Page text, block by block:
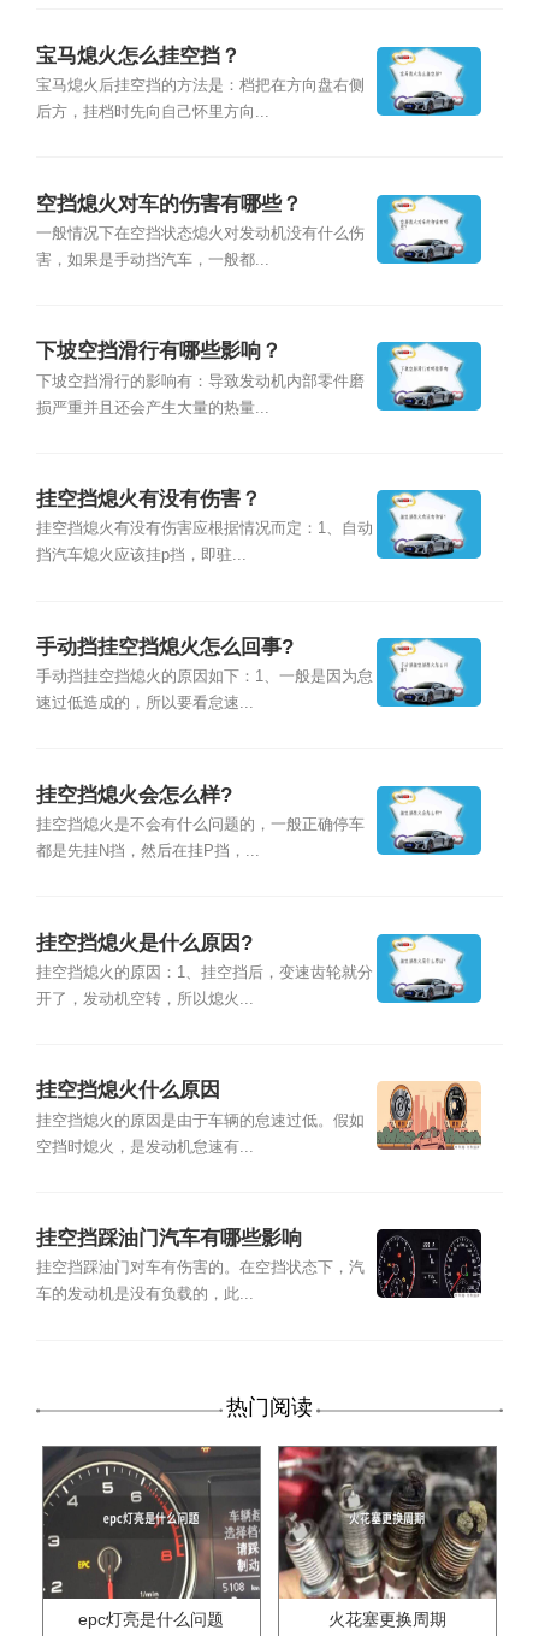
宝马熄火怎么挂空挡？
宝马熄火后挂空挡的方法是：档把在方向盘右侧
后方，挂档时先向自己怀里方向...
空挡熄火对车的伤害有哪些？
一般情况下在空挡状态熄火对发动机没有什么伤
害，如果是手动挡汽车，一般都...
下坡空挡滑行有哪些影响？
下坡空挡滑行的影响有：导致发动机内部零件磨
损严重并且还会产生大量的热量...
挂空挡熄火有没有伤害？
挂空挡熄火有没有伤害应根据情况而定：1、自动
挡汽车熄火应该挂p挡，即驻...
手动挡挂空挡熄火怎么回事?
手动挡挂空挡熄火的原因如下：1、一般是因为怠
速过低造成的，所以要看怠速...
挂空挡熄火会怎么样?
挂空挡熄火是不会有什么问题的，一般正确停车
都是先挂N挡，然后在挂P挡，...
挂空挡熄火是什么原因?
挂空挡熄火的原因：1、挂空挡后，变速齿轮就分
开了，发动机空转，所以熄火...
挂空挡熄火什么原因
挂空挡熄火的原因是由于车辆的怠速过低。假如
空挡时熄火，是发动机怠速有...
挂空挡踩油门汽车有哪些影响
挂空挡踩油门对车有伤害的。在空挡状态下，汽
车的发动机是没有负载的，此...
热门阅读
epc灯亮是什么问题 火花塞更换周期